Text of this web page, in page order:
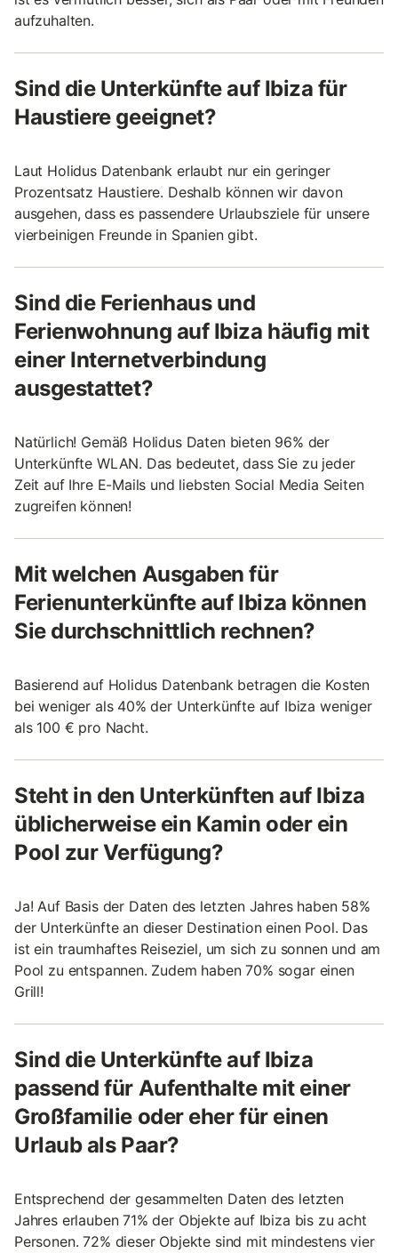
aufzuhalten.
Sind die Unterkünfte auf Ibiza für
Haustiere geeignet?
Laut Holidus Datenbank erlaubt nur ein geringer
Prozentsatz Haustiere. Deshalb können wir davon
ausgehen, dass es passendere Urlaubsziele für unsere
vierbeinigen Freunde in Spanien gibt.
Sind die Ferienhaus und
Ferienwohnung auf Ibiza häufig mit
einer Internetverbindung
ausgestattet?
Natürlich! Gemäß Holidus Daten bieten 96% der
Unterkünfte WLAN. Das bedeutet, dass Sie zu jeder
Zeit auf Ihre E-Mails und liebsten Social Media Seiten
zugreifen können!
Mit welchen Ausgaben für
Ferienunterkünfte auf Ibiza können
Sie durchschnittlich rechnen?
Basierend auf Holidus Datenbank betragen die Kosten
bei weniger als 40% der Unterkünfte auf Ibiza weniger
als 100 € pro Nacht.
Steht in den Unterkünften auf Ibiza
üblicherweise ein Kamin oder ein
Pool zur Verfügung?
Ja! Auf Basis der Daten des letzten Jahres haben 58%
der Unterkünfte an dieser Destination einen Pool. Das
ist ein traumhaftes Reiseziel, um sich zu sonnen und am
Pool zu entspannen. Zudem haben 70% sogar einen
Grill!
Sind die Unterkünfte auf Ibiza
passend für Aufenthalte mit einer
Großfamilie oder eher für einen
Urlaub als Paar?
Entsprechend der gesammelten Daten des letzten
Jahres erlauben 71% der Objekte auf Ibiza bis zu acht
Personen. 72% dieser Objekte sind mit mindestens vier